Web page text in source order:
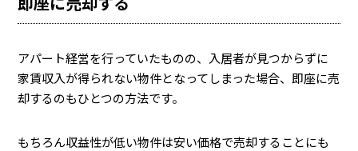
アパート経営を行っていたものの、入居者が見つからずに
家賃収入が得られない物件となってしまった場合、即座に売
却するのもひとつの方法です。
もちろん収益性が低い物件は安い価格で売却することにも